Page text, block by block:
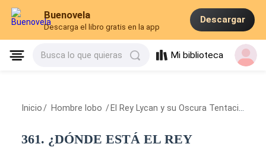
Buenovela
Descarga el libro gratis en la app
Descargar
Busca lo que quieras Mi biblioteca
Inicio / Hombre lobo / El Rey Lycan y su Oscura Tentación
361. ¿DÓNDE ESTÁ EL REY